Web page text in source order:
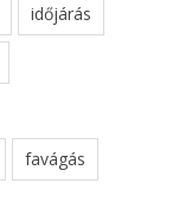
időjárás
favágás